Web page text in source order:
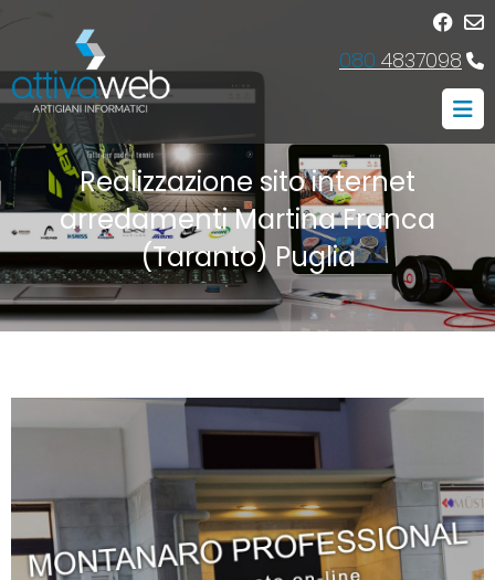
080 4837098
Realizzazione sito internet
arredamenti Martina Franca
(Taranto) Puglia